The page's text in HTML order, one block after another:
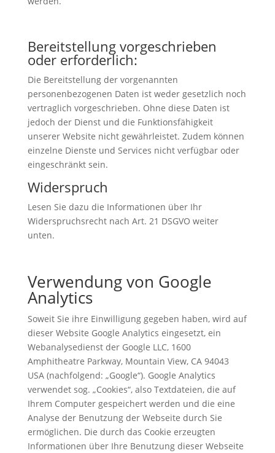
Bereitstellung vorgeschrieben
oder erforderlich:
Die Bereitstellung der vorgenannten
personenbezogenen Daten ist weder gesetzlich noch
vertraglich vorgeschrieben. Ohne diese Daten ist
jedoch der Dienst und die Funktionsfähigkeit
unserer Website nicht gewährleistet. Zudem können
einzelne Dienste und Services nicht verfügbar oder
eingeschränkt sein.
Widerspruch
Lesen Sie dazu die Informationen über Ihr
Widerspruchsrecht nach Art. 21 DSGVO weiter
unten.
Verwendung von Google
Analytics
Soweit Sie ihre Einwilligung gegeben haben, wird auf
dieser Website Google Analytics eingesetzt, ein
Webanalysedienst der Google LLC, 1600
Amphitheatre Parkway, Mountain View, CA 94043
USA (nachfolgend: „Google“). Google Analytics
verwendet sog. „Cookies“, also Textdateien, die auf
Ihrem Computer gespeichert werden und die eine
Analyse der Benutzung der Webseite durch Sie
ermöglichen. Die durch das Cookie erzeugten
Informationen über Ihre Benutzung dieser Webseite